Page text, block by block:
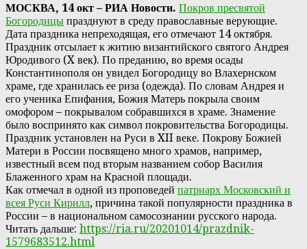
МОСКВА, 14 окт – РИА Новости. Покров пресвятой
Богородицы празднуют в среду православные верующие.
Дата праздника непреходящая, его отмечают 14 октября.
Праздник отсылает к житию византийского святого Андрея
Юродивого (X век). По преданию, во время осады
Константинополя он увидел Богородицу во Влахернском
храме, где хранилась ее риза (одежда). По словам Андрея и
его ученика Епифания, Божия Матерь покрыла своим
омофором – покрывалом собравшихся в храме. Знамение
было воспринято как символ покровительства Богородицы.
Праздник установлен на Руси в XII веке. Покрову Божией
Матери в России посвящено много храмов, например,
известный всем под вторым названием собор Василия
Блаженного храм на Красной площади.
Как отмечал в одной из проповедей патриарх Московский и
всея Руси Кирилл, причина такой популярности праздника в
России – в национальном самосознании русского народа.
Читать дальше: https://ria.ru/20201014/prazdnik-
1579683512.html